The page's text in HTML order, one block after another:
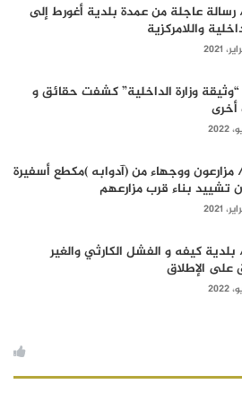
عاجلة من عمدة بلدية أغورط إلى
واللامركزية
وزارة الداخلية” كشفت حقائق و
ووجهاء من (آدوابه )مكطع أسفيرة
تشييد بناء قرب مزارعهم
كيفه و الفشل الكارثي والغير
الإطلاق